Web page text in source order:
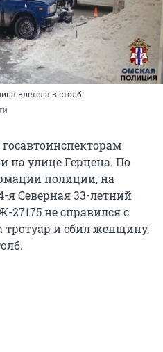
влетела в столб
госавтоинспекторам
на улице Герцена. По
полиции, на
я Северная 33-летний
27175 не справился с
тротуар и сбил женщину,